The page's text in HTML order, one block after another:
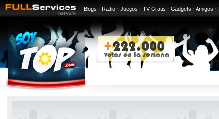
Blogs · Radio · Juegos · TV Gratis · Gadgets · Amigos ·